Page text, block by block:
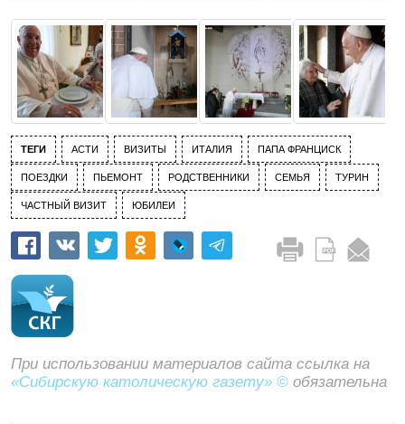
ТЕГИ АСТИ ВИЗИТЫ ИТАЛИЯ ПАПА ФРАНЦИСК
ПОЕЗДКИ ПЬЕМОНТ РОДСТВЕННИКИ СЕМЬЯ ТУРИН
ЧАСТНЫЙ ВИЗИТ ЮБИЛЕИ
При использовании материалов сайта ссылка на
«Сибирскую католическую газету» © обязательна